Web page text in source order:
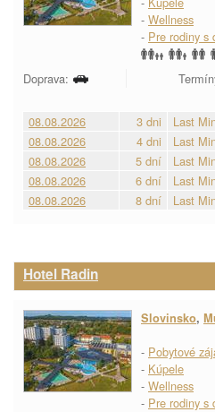
- Wellness
- Pre rodiny s
Doprava:
08.08.2026 3 dni Last
08.08.2026
4 dni Last
08.08.2026
5 dní Last
08.08.2026
6 dní Last
08.08.2026
8 dní Last
Hotel Radin
Slovinsko,
- Pobytové
- Kúpele
- Wellness
- Pre rodiny s